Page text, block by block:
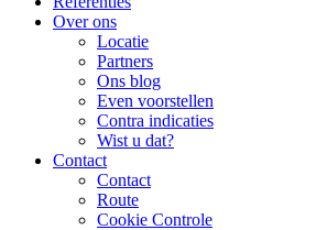
Over ons
Locatie
Partners
Ons blog
Even voorstellen
Contra indicaties
Wist u dat?
Contact
Contact
Route
Cookie Controle